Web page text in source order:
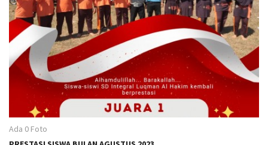
a
t
o
Ada 0 Foto